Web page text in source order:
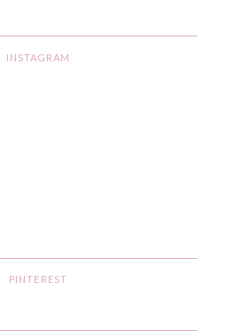
INSTAGRAM
PINTEREST